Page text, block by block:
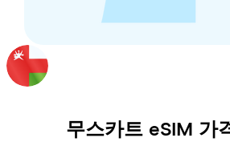
무스카트eSIM 가